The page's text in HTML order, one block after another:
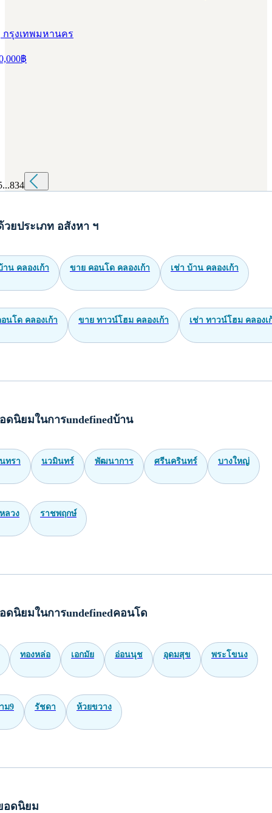
กรุงเทพมหานคร
฿
...834
ยประเภท อสังหา ฯ
น คลองเก้า ขาย คอนโด คลองเก้า เช่า บ้าน คลองเก้า
นโด คลองเก้า ขาย ทาวน์โฮม คลองเก้า เช่า ทาวน์โฮม คลองเ
ดนิยมในการundefinedบ้าน
ทรา นวมินทร์ พัฒนาการ ศรีนครินทร์ บางใหญ่
ลวง ราชพฤกษ์
ดนิยมในการundefinedคอนโด
ทองหล่อ เอกมัย อ่อนนุช อุดมสุข พระโขนง
ม9 รัชดา ห้วยขวาง
อดนิยม